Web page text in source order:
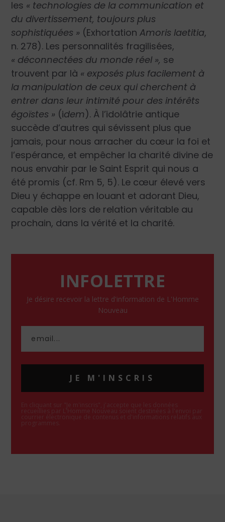
les « technologies de la communication et
du divertissement, toujours plus
sophistiquées » (ExhortationAmoris laetitia,
n. 278). Les personnalités fragilisées,
« déconnectées du monde réel », se
trouvent par là « exposés plus facilement à
la manipulation de ceux qui cherchent à
entrer dans leur intimité pour des intérêts
égoïstes » (idem). À l’idolâtrie antique
succède d’autres qui sévissent plus que
jamais, pour nous arracher du cœur la foi et
l’espérance, et empêcher la charité divine de
nous envahir par le Saint Esprit qui nous a
été promis (cf. Rm 5, 5). Le cœur élevé vers
Dieu y échappe en louant et adorant Dieu,
capable dès lors de relation véritable au
prochain, dans la vérité et la charité.
INFOLETTRE
Je désire recevoir la lettre d'information de L'Homme
Nouveau
JE M'INSCRIS
En cliquant sur "Je m'inscris", j'accepte que les données
recueillies par L'Homme Nouveau soient destinées à l'envoi par
courrier électronique de contenus et d'informations relatifs aux
programmes.